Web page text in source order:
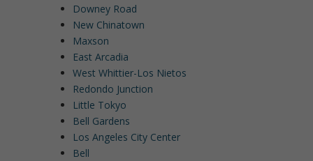
Downey Road
New Chinatown
Maxson
East Arcadia
West Whittier-Los Nietos
Redondo Junction
Little Tokyo
Bell Gardens
Los Angeles City Center
Bell